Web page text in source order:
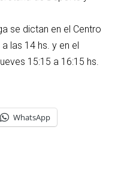
se dictan en el Centro
las 14 hs. y en el
15:15 a 16:15 hs.
WhatsApp